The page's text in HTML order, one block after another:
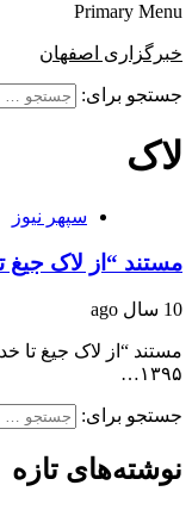
Primary Menu
خبرگزاری اصفهان
جستجو برای:
لاک
سپهر نیوز
مستند “از لاک جیغ
10 سال ago
۱۳۹۵…
جستجو برای:
نوشته‌های تازه